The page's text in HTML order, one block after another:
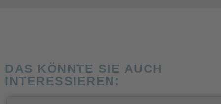
DAS KÖNNTE SIE AUCH
INTERESSIEREN: